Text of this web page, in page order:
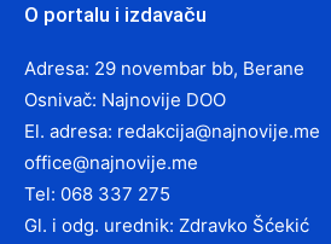
O portalu i izdavaču
Adresa: 29 novembar bb, Berane
Osnivač: Najnovije DOO
El. adresa: redakcija@najnovije.me
office@najnovije.me
Tel: 068 337 275
Gl. i odg. urednik: Zdravko Šćekić